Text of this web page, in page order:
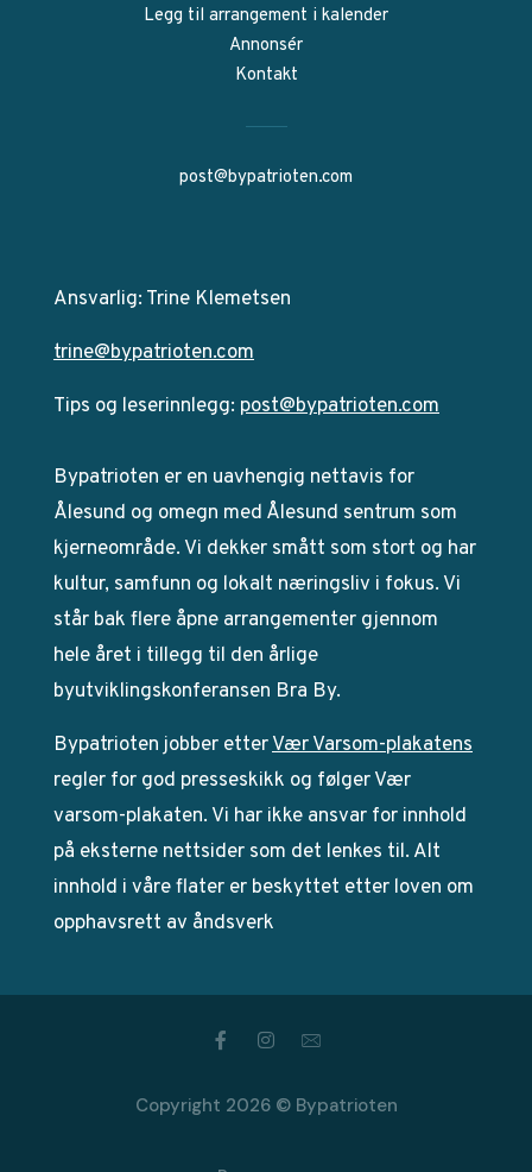
Legg til arrangement i kalender
Annonsér
Kontakt
post@bypatrioten.com
Ansvarlig: Trine Klemetsen
trine@bypatrioten.com
Tips og leserinnlegg: post@bypatrioten.com
Bypatrioten er en uavhengig nettavis for
Ålesund og omegn med Ålesund sentrum som
kjerneområde. Vi dekker smått som stort og har
kultur, samfunn og lokalt næringsliv i fokus. Vi
står bak flere åpne arrangementer gjennom
hele året i tillegg til den årlige
byutviklingskonferansen Bra By.
Bypatrioten jobber etterVær Varsom-plakatens
regler for god presseskikk og følger Vær
varsom-plakaten. Vi har ikke ansvar for innhold
på eksterne nettsider som det lenkes til. Alt
innhold i våre flater er beskyttet etter loven om
opphavsrett av åndsverk
Copyright 2026 © Bypatrioten